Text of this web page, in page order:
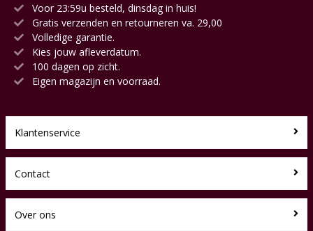
Voor 23:59u besteld, dinsdag in huis!
Gratis verzenden en retourneren va. 29,00
Volledige garantie.
Kies jouw afleverdatum.
100 dagen op zicht.
Eigen magazijn en voorraad.
Klantenservice
Contact
Over ons